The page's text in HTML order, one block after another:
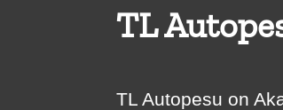
TL
TL Autopesu on